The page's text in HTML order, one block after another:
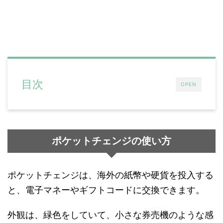
OPEN
目次
ポケットチェンジの使い方
ポケットチェンジは、海外の紙幣や硬貨を投入する
と、電子マネーやギフトコードに交換できます。
外観は、緑色をしていて、小さな券売機のような感